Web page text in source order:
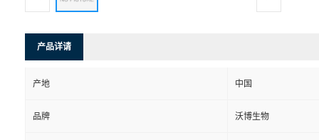
产品详请
产地 中国
品牌 沃博生物